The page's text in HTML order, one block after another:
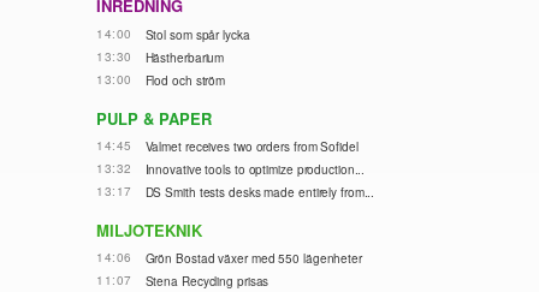
INREDNING
14:00
Stol som spår lycka
13:30
Hästherbarium
13:00
Flod och ström
PULP & PAPER
14:45
Valmet receives two orders from Sofidel
13:32
Innovative tools to optimize production...
13:17
DS Smith tests desks made entirely from...
MILJOTEKNIK
14:06
Grön Bostad växer med 550 lägenheter
11:07
Stena Recycling prisas